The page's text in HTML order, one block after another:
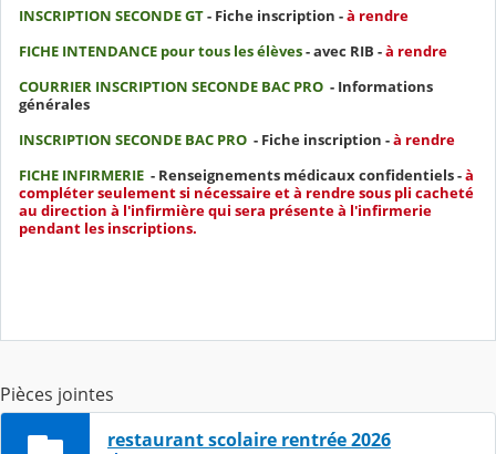
INSCRIPTION SECONDE GT- Fiche inscription -à rendre
FICHE INTENDANCE pour tous les élèves- avec RIB -à rendre
COURRIER INSCRIPTION SECONDE BAC PRO - Informations
générales
INSCRIPTION SECONDE BAC PRO - Fiche inscription -à rendre
FICHE INFIRMERIE - Renseignements médicaux confidentiels -à
compléter seulement si nécessaire et à rendre sous pli cacheté
au direction à l'infirmière qui sera présente à l'infirmerie
pendant les inscriptions.
Pièces jointes
restaurant scolaire rentrée 2026